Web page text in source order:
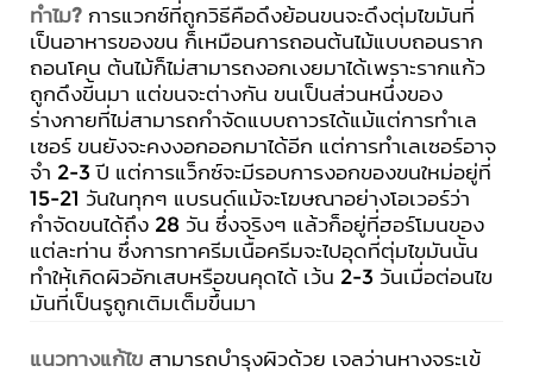
ทำไม? การแวกซ์ที่ถูกวิธีคือดึงย้อนขนจะดึงตุ่มไขมันที่
เป็นอาหารของขน ก็เหมือนการถอนต้นไม้แบบถอนราก
ถอนโคน ต้นไม้ก็ไม่สามารถงอกเงยมาได้เพราะรากแก้ว
ถูกดึงขี้นมา แต่ขนจะต่างกัน ขนเป็นส่วนหนึ่งของ
ร่างกายที่ไม่สามารถกำจัดแบบถาวรได้แม้แต่การทำเล
เซอร์ ขนยังจะคงงอกออกมาได้อีก แต่การทำเลเซอร์อาจ
จำ 2-3 ปี แต่การแว็กซ์จะมีรอบการงอกของขนใหม่อยู่ที่
15-21 วันในทุกๆ แบรนด์แม้จะโฆษณาอย่างโอเวอร์ว่า
กำจัดขนได้ถึง 28 วัน ซึ่งจริงๆ แล้วก็อยู่ที่ฮอร์โมนของ
แต่ละท่าน ซึ่งการทาครีมเนื้อครีมจะไปอุดที่ตุ่มไขมันนั้น
ทำให้เกิดผิวอักเสบหรือขนคุดได้ เว้น 2-3 วันเมื่อต่อนไข
มันที่เป็นรูถูกเติมเต็มขึ้นมา
แนวทางแก้ไข สามารถบำรุงผิวด้วย เจลว่านหางจระเข้